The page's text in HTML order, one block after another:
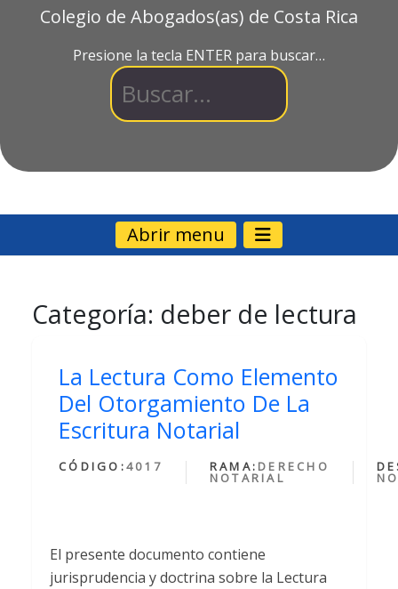
Colegio de Abogados(as) de Costa Rica
Presione la tecla ENTER para buscar…
Abrir menu
Categoría: deber de lectura
La Lectura Como Elemento
Del Otorgamiento De La
Escritura Notarial
CÓDIGO:4017 RAMA: DERECHO
NOTARIAL
El presente documento contiene
jurisprudencia y doctrina sobre la Lectura